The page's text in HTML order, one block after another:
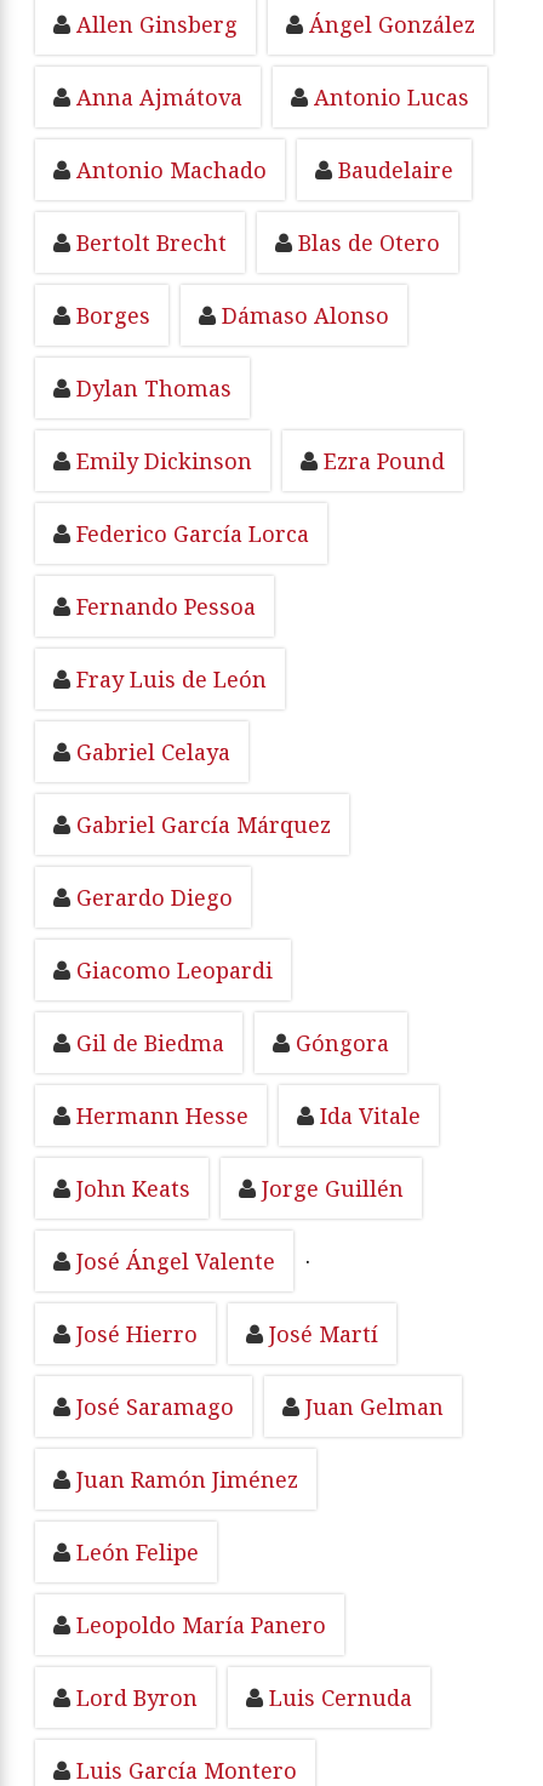
Allen Ginsberg Ángel González
Anna Ajmátova Antonio Lucas
Antonio Machado Baudelaire
Bertolt Brecht Blas de Otero
Borges Dámaso Alonso
Dylan Thomas
Emily Dickinson Ezra Pound
Federico García Lorca
Fernando Pessoa
Fray Luis de León
Gabriel Celaya
Gabriel García Márquez
Gerardo Diego
Giacomo Leopardi
Gil de Biedma Góngora
Hermann Hesse Ida Vitale
John Keats Jorge Guillén
José Ángel Valente ·
José Hierro José Martí
José Saramago Juan Gelman
Juan Ramón Jiménez
León Felipe
Leopoldo María Panero
Lord Byron Luis Cernuda
Luis García Montero